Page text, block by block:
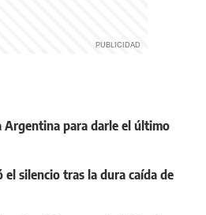
Argentina para darle el último
el silencio tras la dura caída de